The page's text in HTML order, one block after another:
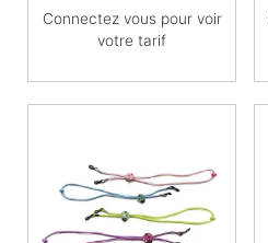
Connectez vous pour voir
votre tarif